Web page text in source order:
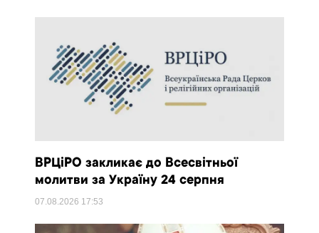
ВРЦіРО закликає до Всесвітньої
молитви за Україну 24 серпня
07.08.2026 17:53